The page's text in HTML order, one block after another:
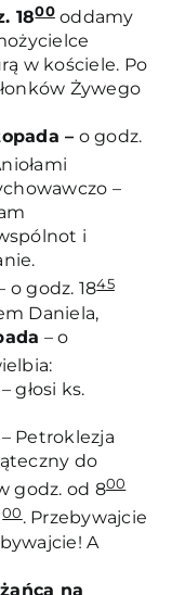
1800oddamy
w kościele. Po
Żywego
– o godz.
–
i
o godz. 1845
Daniela,
– o
głosi ks.
– Petroklezja
do
godz. od 800
00. Przebywajcie
A
na